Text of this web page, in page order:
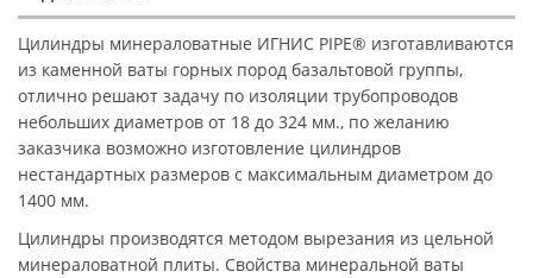
Цилиндры минераловатные ИГНИС PIPE® изготавливаются
из каменной ваты горных пород базальтовой группы,
отлично решают задачу по изоляции трубопроводов
небольших диаметров от 18 до 324 мм., по желанию
заказчика возможно изготовление цилиндров
нестандартных размеров с максимальным диаметром до
1400 мм.
Цилиндры производятся методом вырезания из цельной
минераловатной плиты. Свойства минеральной ваты